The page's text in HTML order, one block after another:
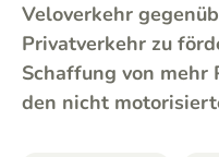
Veloverkehr
Privatverkehr zu
Schaffung von mehr
den nicht